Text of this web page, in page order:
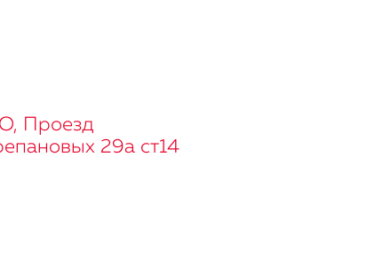
Проезд
29а ст14